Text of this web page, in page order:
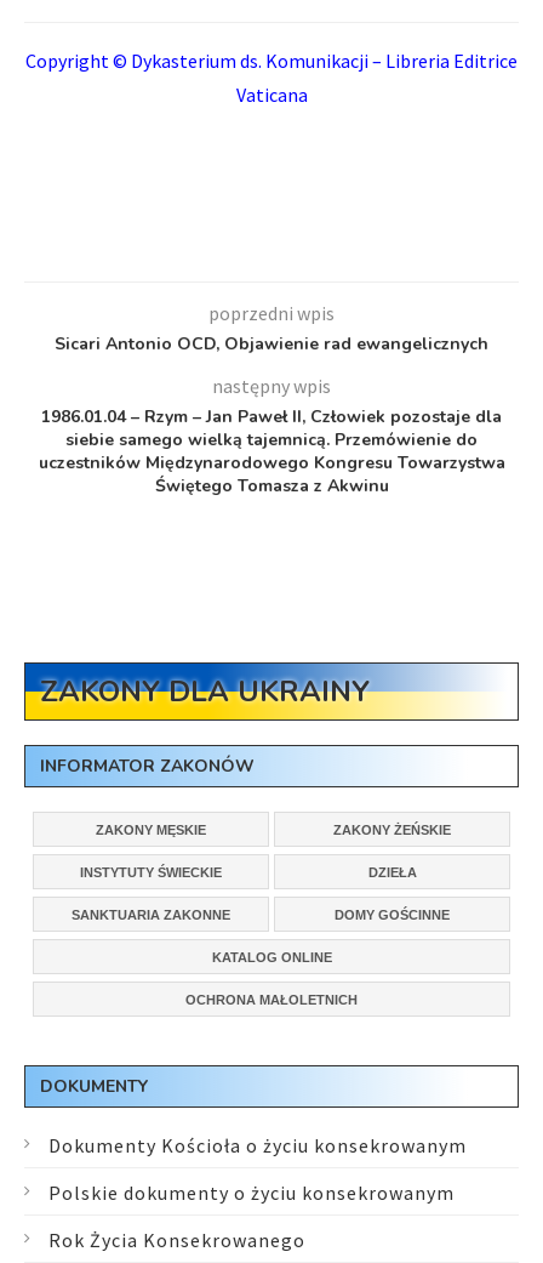
Copyright © Dykasterium ds. Komunikacji – Libreria Editrice
Vaticana
poprzedni wpis
Sicari Antonio OCD, Objawienie rad ewangelicznych
następny wpis
1986.01.04 – Rzym – Jan Paweł II, Człowiek pozostaje dla
siebie samego wielką tajemnicą. Przemówienie do
uczestników Międzynarodowego Kongresu Towarzystwa
Świętego Tomasza z Akwinu
ZAKONY DLA UKRAINY
INFORMATOR ZAKONÓW
ZAKONY MĘSKIE ZAKONY ŻEŃSKIE
INSTYTUTY ŚWIECKIE DZIEŁA
SANKTUARIA ZAKONNE DOMY GOŚCINNE
KATALOG ONLINE
OCHRONA MAŁOLETNICH
DOKUMENTY
Dokumenty Kościoła o życiu konsekrowanym
Polskie dokumenty o życiu konsekrowanym
Rok Życia Konsekrowanego